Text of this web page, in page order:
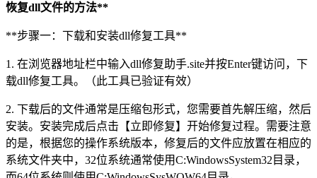
恢复dll文件的方法**
**步骤一：下载和安装dll修复工具**
1. 在浏览器地址栏中输入dll修复助手.site并按Enter键访问，下
载dll修复工具。（此工具已验证有效）
2. 下载后的文件通常是压缩包形式，您需要首先解压缩，然后
安装。安装完成后点击【立即修复】开始修复过程。需要注意
的是，根据您的操作系统版本，修复后的文件应放置在相应的
系统文件夹中，32位系统通常使用C:WindowsSystem32目录，